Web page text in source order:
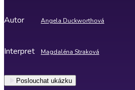
Autor Angela Duckworthová
Interpret Magdaléna Straková
Poslouchat ukázku